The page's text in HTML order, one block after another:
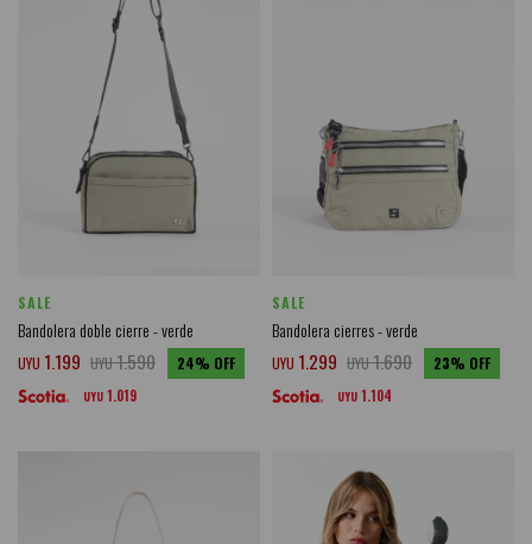
SALE
Bandolera doble cierre - verde
UYU 1.199 UYU1.590 24
UYU 1.019
SALE
Bandolera cierres - verde
UYU 1.299 UYU1.690 23
UYU 1.104